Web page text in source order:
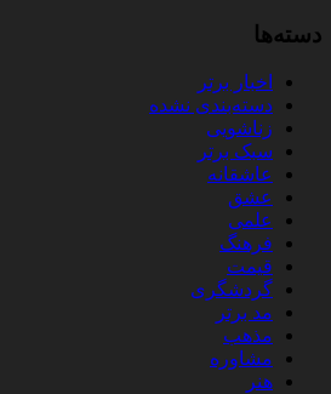
دسته‌ها
اخبار برتر
دسته‌بندی نشده
زناشویی
سبک برتر
عاشقانه
عشق
علمی
فرهنگ
قیمت
گردشگری
مد برتر
مذهب
مشاوره
هنر